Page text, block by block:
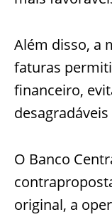
Além disso, a
faturas
financeiro,
O Banco
original, a